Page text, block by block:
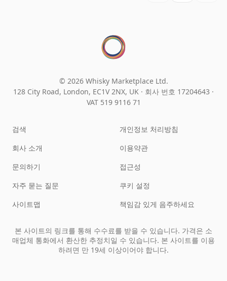
© 2026 Whisky Marketplace Ltd.
128 City Road, London, EC1V 2NX, UK · 회사 번호 17204643 ·
VAT 519 9116 71
검색
회사 소개
문의하기
자주 묻는 질문
사이트맵
개인정보 처리방침
이용약관
접근성
쿠키 설정
책임감 있게 음주하세요
본 사이트의 링크를 통해 수수료를 받을 수 있습니다. 가격은 소
매업체 통화에서 환산한 추정치일 수 있습니다. 본 사이트를 이용
하려면 만 19세 이상이어야 합니다.